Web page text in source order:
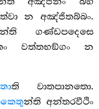
න අඤ්ජිතබ්බං.
න්ති ගණ්ඩපදෙසෙ
වත්තභඞ්ගං න
ති වාතපානතො.
න්ති අන්තරවීථිං